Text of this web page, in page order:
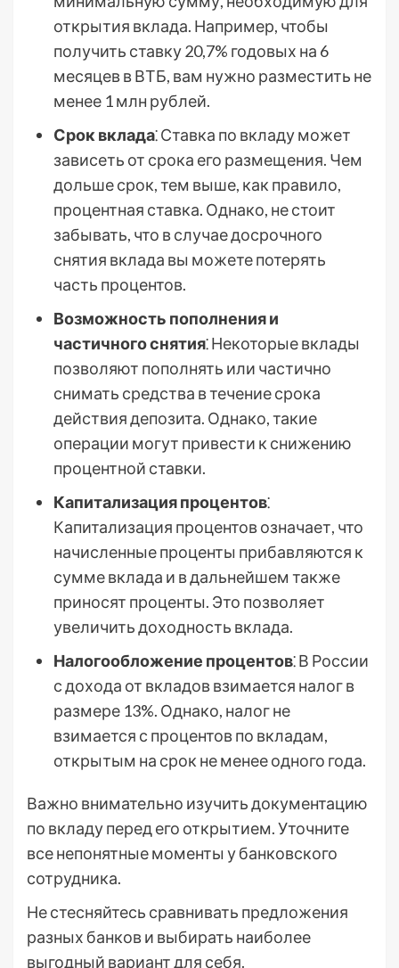
открытия вклада. Например, чтобы
получить ставку 20,7% годовых на 6
месяцев в ВТБ, вам нужно разместить не
менее 1 млн рублей.
Срок вклада⁚ Ставка по вкладу может
зависеть от срока его размещения. Чем
дольше срок, тем выше, как правило,
процентная ставка. Однако, не стоит
забывать, что в случае досрочного
снятия вклада вы можете потерять
часть процентов.
Возможность пополнения и
частичного снятия⁚ Некоторые вклады
позволяют пополнять или частично
снимать средства в течение срока
действия депозита. Однако, такие
операции могут привести к снижению
процентной ставки.
Капитализация процентов⁚
Капитализация процентов означает, что
начисленные проценты прибавляются к
сумме вклада и в дальнейшем также
приносят проценты. Это позволяет
увеличить доходность вклада.
Налогообложение процентов⁚ В России
с дохода от вкладов взимается налог в
размере 13%. Однако, налог не
взимается с процентов по вкладам,
открытым на срок не менее одного года.
Важно внимательно изучить документацию
по вкладу перед его открытием. Уточните
все непонятные моменты у банковского
сотрудника.
Не стесняйтесь сравнивать предложения
разных банков и выбирать наиболее
выгодный вариант для себя.